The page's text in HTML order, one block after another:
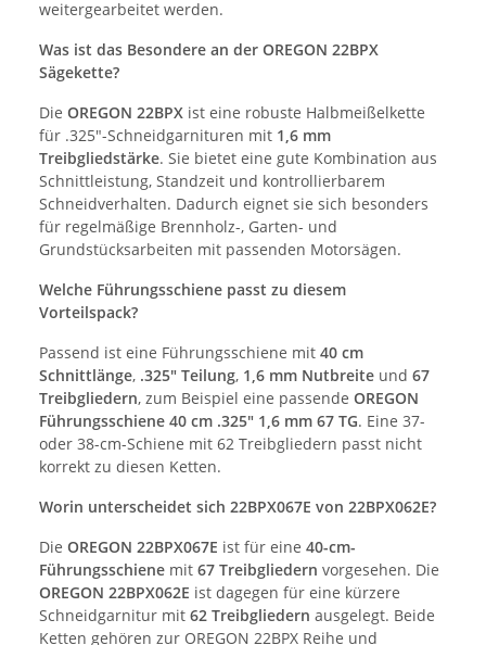
weitergearbeitet werden.
Was ist das Besondere an der OREGON 22BPX
Sägekette?
Die OREGON 22BPX ist eine robuste Halbmeißelkette
für .325"-Schneidgarnituren mit 1,6 mm
Treibgliedstärke. Sie bietet eine gute Kombination aus
Schnittleistung, Standzeit und kontrollierbarem
Schneidverhalten. Dadurch eignet sie sich besonders
für regelmäßige Brennholz-, Garten- und
Grundstücksarbeiten mit passenden Motorsägen.
Welche Führungsschiene passt zu diesem
Vorteilspack?
Passend ist eine Führungsschiene mit 40 cm
Schnittlänge, .325" Teilung, 1,6 mm Nutbreite und 67
Treibgliedern, zum Beispiel eine passende OREGON
Führungsschiene 40 cm .325" 1,6 mm 67 TG. Eine 37-
oder 38-cm-Schiene mit 62 Treibgliedern passt nicht
korrekt zu diesen Ketten.
Worin unterscheidet sich 22BPX067E von 22BPX062E?
Die OREGON 22BPX067E ist für eine 40-cm-
Führungsschiene mit 67 Treibgliedern vorgesehen. Die
OREGON 22BPX062E ist dagegen für eine kürzere
Schneidgarnitur mit 62 Treibgliedern ausgelegt. Beide
Ketten gehören zur OREGON 22BPX Reihe und